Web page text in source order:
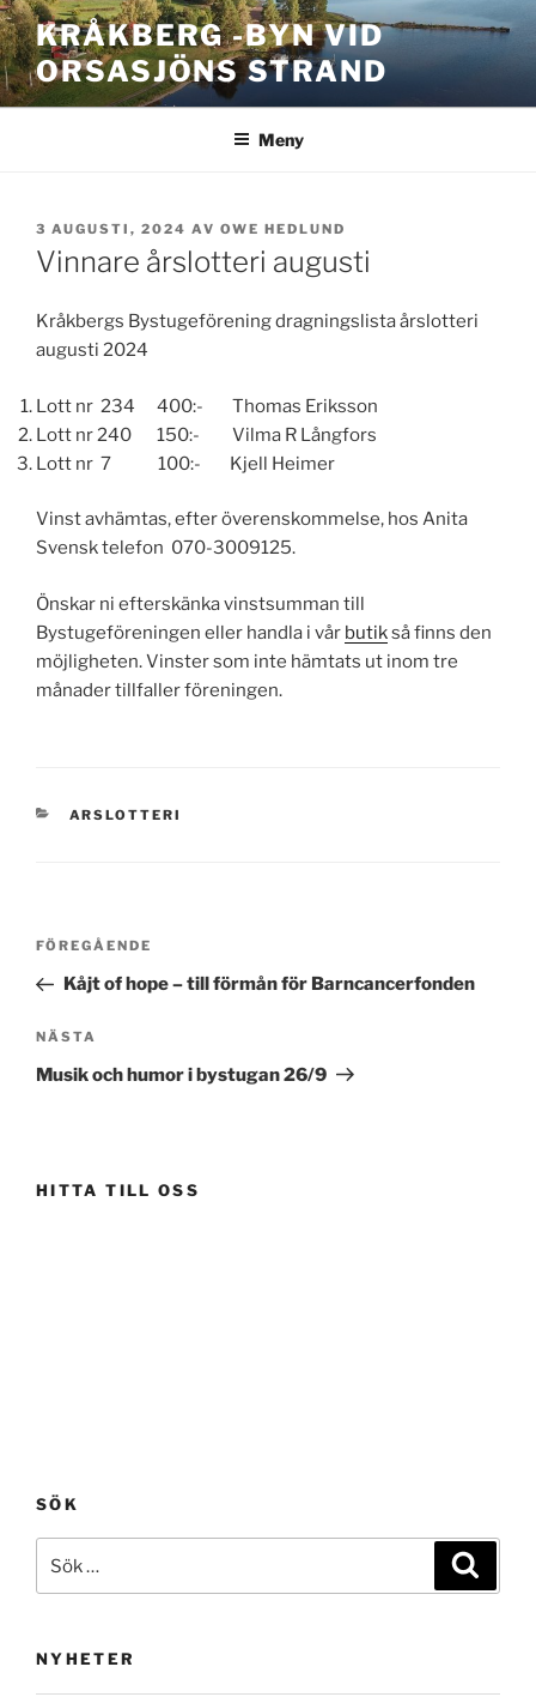
Hoppa
till
innehåll
KRÅKBERG -BYN VID
ORSASJÖNS STRAND
Meny
PUBLICERAT
3 AUGUSTI, 2024 AV OWE HEDLUND
Vinnare årslotteri augusti
Kråkbergs Bystugeförening dragningslista årslotteri
augusti 2024
Lott nr 234 400:- Thomas Eriksson
Lott nr 240 150:- Vilma R Långfors
Lott nr 7 100:- Kjell Heimer
Vinst avhämtas, efter överenskommelse, hos Anita
Svensk telefon 070-3009125.
Önskar ni efterskänka vinstsumman till
Bystugeföreningen eller handla i vår butikså finns den
möjligheten. Vinster som inte hämtats ut inom tre
månader tillfaller föreningen.
KATEGORIER
ARSLOTTERI
Inläggsnavigering
Föregående
inlägg
FÖREGÅENDE
Kåjt of hope – till förmån för Barncancerfonden
Nästa
inlägg
NÄSTA
Musik och humor i bystugan 26/9
HITTA TILL OSS
SÖK
efter:
NYHETER